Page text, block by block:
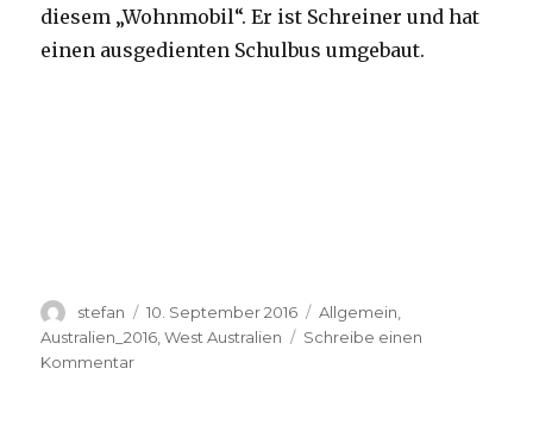
diesem „Wohnmobil“. Er ist Schreiner und hat
einen ausgedienten Schulbus umgebaut.
Autor
stefan
Veröffentlicht
am
10. September 2016 Kategorien
Allgemein
Australien_2016 ,West Australien
Schreibe einen
Kommentarzu